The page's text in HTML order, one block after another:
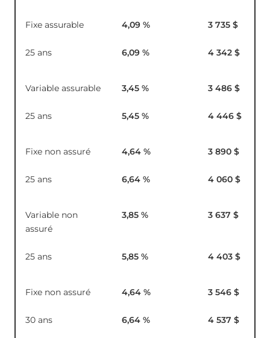
Fixe assurable
25 ans
4,09 %
6,09 %
3 735 $
4 342 $
Variable assurable
25 ans
3,45 %
5,45 %
3 486 $
4 446 $
Fixe non assuré
25 ans
4,64 %
6,64 %
3 890 $
4 060 $
Variable non
assuré
25 ans
3,85 %
5,85 %
3 637 $
4 403 $
Fixe non assuré
30 ans
4,64 %
6,64 %
3 546 $
4 537 $